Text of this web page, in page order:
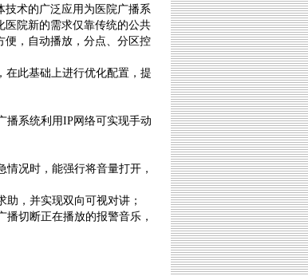
技术的广泛应用为医院广播系
医院新的需求仅靠传统的公共
便，自动播放，分点、分区控
此基础上进行优化配置，提
系统利用IP网络可实现手动
况时，能强行将音量打开，
，并实现双向可视对讲；
切断正在播放的报警音乐，